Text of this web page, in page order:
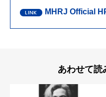
MHRJ Official
あわせて読